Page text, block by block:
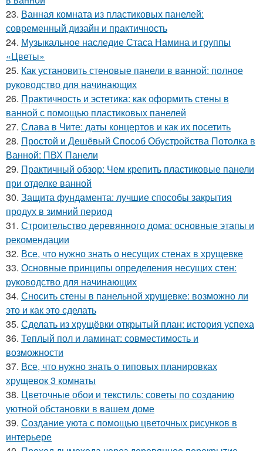
23. Ванная комната из пластиковых панелей:
современный дизайн и практичность
24. Музыкальное наследие Стаса Намина и группы
«Цветы»
25. Как установить стеновые панели в ванной: полное
руководство для начинающих
26. Практичность и эстетика: как оформить стены в
ванной с помощью пластиковых панелей
27. Слава в Чите: даты концертов и как их посетить
28. Простой и Дешёвый Способ Обустройства Потолка в
Ванной: ПВХ Панели
29. Практичный обзор: Чем крепить пластиковые панели
при отделке ванной
30. Защита фундамента: лучшие способы закрытия
продух в зимний период
31. Строительство деревянного дома: основные этапы и
рекомендации
32. Все, что нужно знать о несущих стенах в хрущевке
33. Основные принципы определения несущих стен:
руководство для начинающих
34. Сносить стены в панельной хрущевке: возможно ли
это и как это сделать
35. Сделать из хрущёвки открытый план: история успеха
36. Теплый пол и ламинат: совместимость и
возможности
37. Все, что нужно знать о типовых планировках
хрущевок 3 комнаты
38. Цветочные обои и текстиль: советы по созданию
уютной обстановки в вашем доме
39. Создание уюта с помощью цветочных рисунков в
интерьере